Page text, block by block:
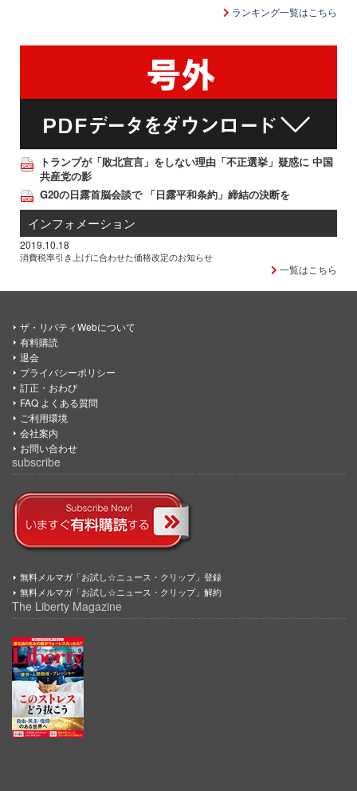
ランキング一覧はこちら
トランプが「敗北宣言」をしない理由「不正選挙」疑惑に 中国
共産党の影
G20の日露首脳会談で 「日露平和条約」締結の決断を
インフォメーション
2019.10.18
消費税率引き上げに合わせた価格改定のお知らせ
一覧はこちら
ザ・リバティWebについて
有料購読
退会
プライバシーポリシー
訂正・おわび
FAQ よくある質問
ご利用環境
会社案内
お問い合わせ
subscribe
無料メルマガ「お試し☆ニュース・クリップ」登録
無料メルマガ「お試し☆ニュース・クリップ」解約
The Liberty Magazine